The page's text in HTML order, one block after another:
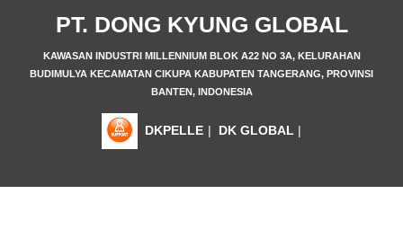
PT. DONG KYUNG GLOBAL
KAWASAN INDUSTRI MILLENNIUM BLOK A22 NO 3A, KELURAHAN
BUDIMULYA KECAMATAN CIKUPA KABUPATEN TANGERANG, PROVINSI
BANTEN, INDONESIA
DKPELLE | DK GLOBAL |